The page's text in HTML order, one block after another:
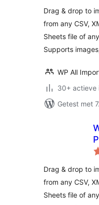
Drag & drop to
from any CSV,
Sheets file of
Supports
WP All
30+ actieve
Getest met
Drag & drop to
from any CSV,
Sheets file of